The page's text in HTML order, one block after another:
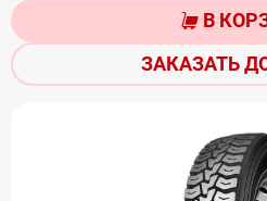
В
ЗАКАЗАТЬ